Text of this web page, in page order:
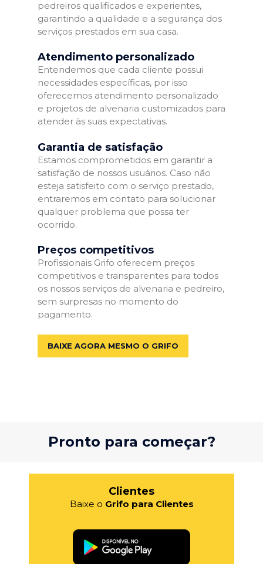
pedreiros qualificados e experientes,
garantindo a qualidade e a segurança dos
serviços prestados em sua casa.
Atendimento personalizado
Entendemos que cada cliente possui
necessidades específicas, por isso
oferecemos atendimento personalizado
e projetos de alvenaria customizados para
atender às suas expectativas.
Garantia de satisfação
Estamos comprometidos em garantir a
satisfação de nossos usuários. Caso não
esteja satisfeito com o serviço prestado,
entraremos em contato para solucionar
qualquer problema que possa ter
ocorrido.
Preços competitivos
Profissionais Grifo oferecem preços
competitivos e transparentes para todos
os nossos serviços de alvenaria e pedreiro,
sem surpresas no momento do
pagamento.
BAIXE AGORA MESMO O GRIFO
Pronto para começar?
Clientes
Baixe o Grifo para Clientes